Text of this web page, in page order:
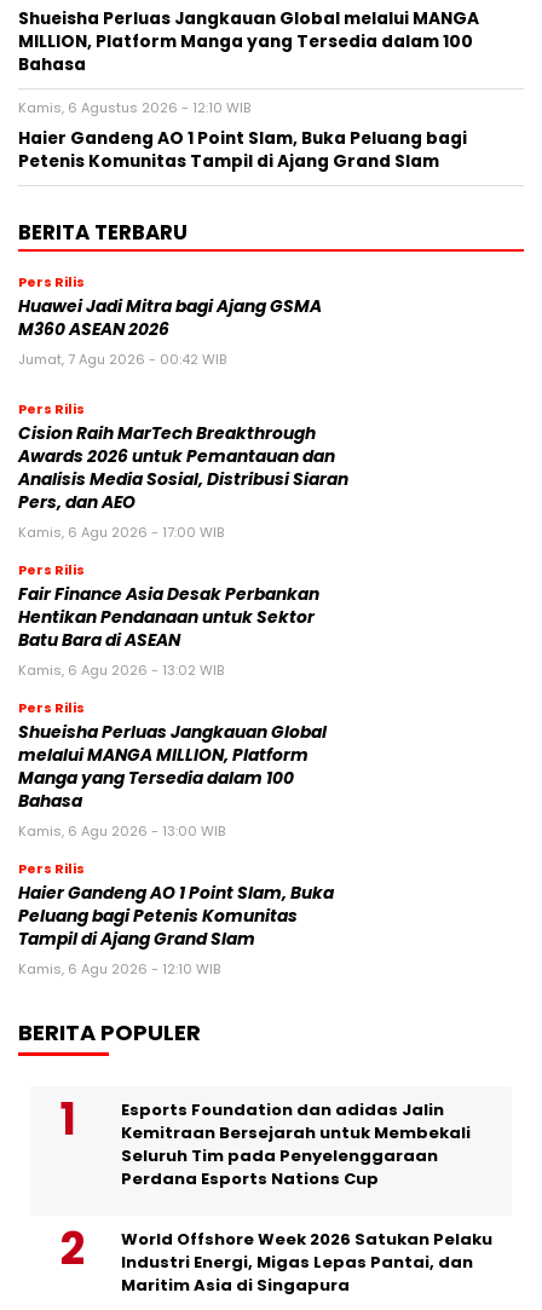
Shueisha Perluas Jangkauan Global melalui MANGA
MILLION, Platform Manga yang Tersedia dalam 100
Bahasa
Kamis, 6 Agustus 2026 - 12:10 WIB
Haier Gandeng AO 1 Point Slam, Buka Peluang bagi
Petenis Komunitas Tampil di Ajang Grand Slam
BERITA TERBARU
Pers Rilis
Huawei Jadi Mitra bagi Ajang GSMA
M360 ASEAN 2026
Jumat, 7 Agu 2026 - 00:42 WIB
Pers Rilis
Cision Raih MarTech Breakthrough
Awards 2026 untuk Pemantauan dan
Analisis Media Sosial, Distribusi Siaran
Pers, dan AEO
Kamis, 6 Agu 2026 - 17:00 WIB
Pers Rilis
Fair Finance Asia Desak Perbankan
Hentikan Pendanaan untuk Sektor
Batu Bara di ASEAN
Kamis, 6 Agu 2026 - 13:02 WIB
Pers Rilis
Shueisha Perluas Jangkauan Global
melalui MANGA MILLION, Platform
Manga yang Tersedia dalam 100
Bahasa
Kamis, 6 Agu 2026 - 13:00 WIB
Pers Rilis
Haier Gandeng AO 1 Point Slam, Buka
Peluang bagi Petenis Komunitas
Tampil di Ajang Grand Slam
Kamis, 6 Agu 2026 - 12:10 WIB
BERITA POPULER
Esports Foundation dan adidas Jalin
Kemitraan Bersejarah untuk Membekali
Seluruh Tim pada Penyelenggaraan
Perdana Esports Nations Cup
World Offshore Week 2026 Satukan Pelaku
Industri Energi, Migas Lepas Pantai, dan
Maritim Asia di Singapura